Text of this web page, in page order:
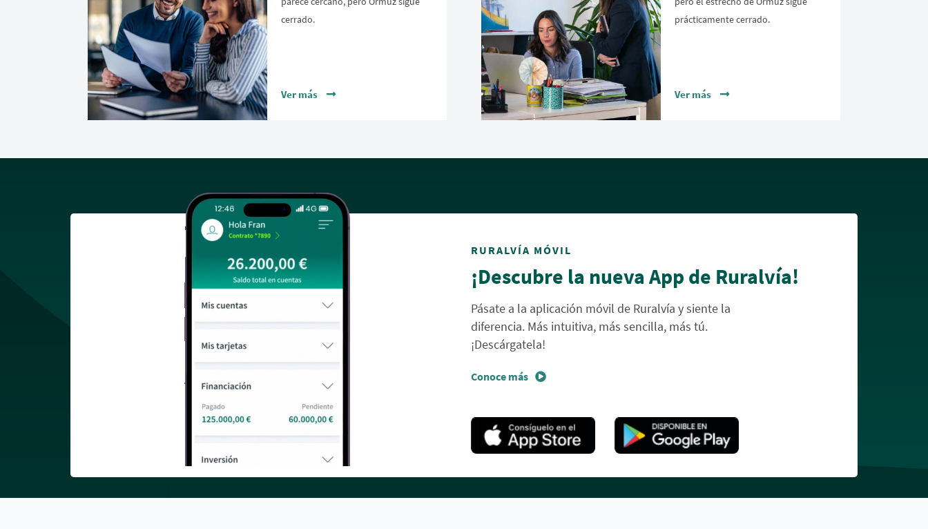
cerrado.
Ver más
prácticamente cerrado.
Ver más
RURALVÍA MÓVIL
¡Descubre la nueva App de Ruralvía!
Pásate a la aplicación móvil de Ruralvía y siente la
diferencia. Más intuitiva, más sencilla, más tú.
¡Descárgatela!
Conoce más